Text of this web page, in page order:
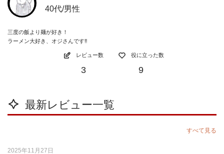
40代/男性
三度の飯より麺が好き！
ラーメン大好き、オジさんです‼︎
レビュー数
3
役に立った数
9
最新レビュー一覧
すべて見る
2025年11月27日